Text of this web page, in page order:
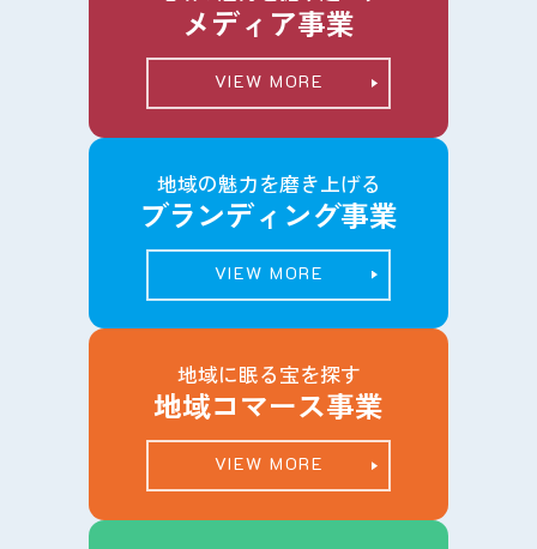
メディア事業
VIEW MORE
地域の魅力を磨き上げる
ブランディング事業
VIEW MORE
地域に眠る宝を探す
地域コマース事業
VIEW MORE